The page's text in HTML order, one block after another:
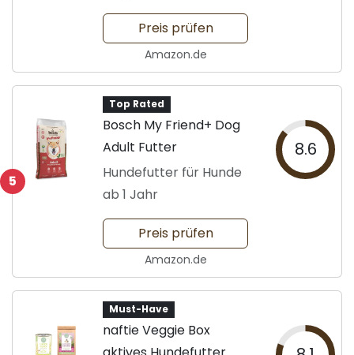
Preis prüfen
Amazon.de
5
Top Rated
Bosch My Friend+ Dog
Adult Futter
Hundefutter für Hunde
ab 1 Jahr
8.6
Preis prüfen
Amazon.de
Must-Have
naftie Veggie Box